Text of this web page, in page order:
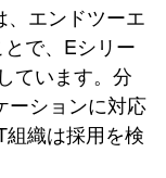
、エンドツーエ
で、Eシリー
ています。分
ーションに対応
織は採用を検